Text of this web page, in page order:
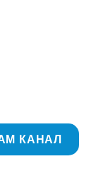
КАНАЛ